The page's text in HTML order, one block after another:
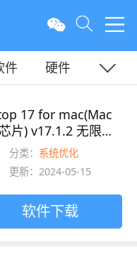
件
硬件
17 for mac(Mac
片) v17.1.2 无限试
分类： 系统优化
更新：2024-05-15
软件下载